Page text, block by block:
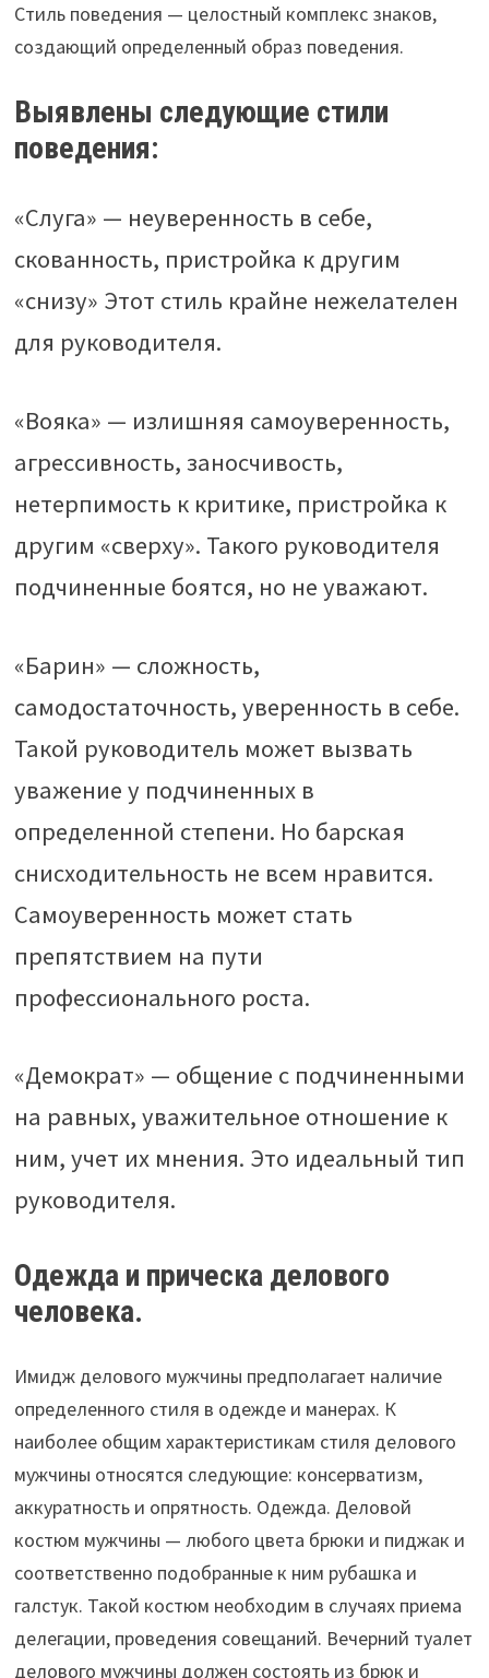
Стиль поведения — целостный комплекс знаков,
создающий определенный образ поведения.
Выявлены следующие стили
поведения:
«Слуга» — неуверенность в себе,
скованность, пристройка к другим
«снизу» Этот стиль крайне нежелателен
для руководителя.
«Вояка» — излишняя самоуверенность,
агрессивность, заносчивость,
нетерпимость к критике, пристройка к
другим «сверху». Такого руководителя
подчиненные боятся, но не уважают.
«Барин» — сложность,
самодостаточность, уверенность в себе.
Такой руководитель может вызвать
уважение у подчиненных в
определенной степени. Но барская
снисходительность не всем нравится.
Самоуверенность может стать
препятствием на пути
профессионального роста.
«Демократ» — общение с подчиненными
на равных, уважительное отношение к
ним, учет их мнения. Это идеальный тип
руководителя.
Одежда и прическа делового
человека.
Имидж делового мужчины предполагает наличие
определенного стиля в одежде и манерах. К
наиболее общим характеристикам стиля делового
мужчины относятся следующие: консерватизм,
аккуратность и опрятность. Одежда. Деловой
костюм мужчины — любого цвета брюки и пиджак и
соответственно подобранные к ним рубашка и
галстук. Такой костюм необходим в случаях приема
делегации, проведения совещаний. Вечерний туалет
делового мужчины должен состоять из брюк и